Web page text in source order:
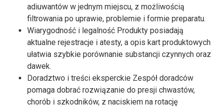
adiuwantów w jednym miejscu, z możliwością
filtrowania po uprawie, problemie i formie preparatu.
Wiarygodność i legalność Produkty posiadają
aktualne rejestracje i atesty, a opis kart produktowych
ułatwia szybkie porównanie substancji czynnych oraz
dawek.
Doradztwo i treści eksperckie Zespół doradców
pomaga dobrać rozwiązanie do presji chwastów,
chorób i szkodników, z naciskiem na rotację